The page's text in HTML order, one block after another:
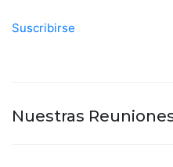
Suscribirse
Nuestras